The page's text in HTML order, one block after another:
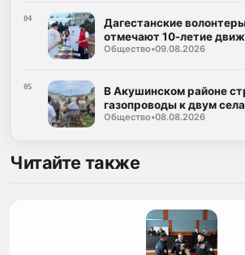
04
Дагестанские
отмечают 10-летие
Общество•09.08.2026
05
В Акушинском районе
газопроводы к двум
Общество•08.08.2026
Читайте также